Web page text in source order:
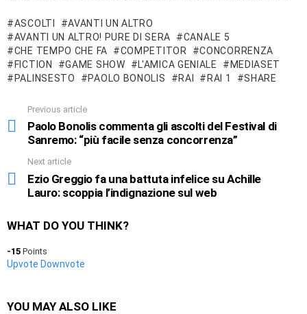
ASCOLTI
AVANTI UN ALTRO
AVANTI UN ALTRO! PURE DI SERA
CANALE 5
CHE TEMPO CHE FA
COMPETITOR
CONCORRENZA
FICTION
GAME SHOW L'AMICA GENIALE
MEDIASET
PALINSESTO
PAOLO BONOLIS RAI RAI 1 SHARE
more
Previous article
Paolo Bonolis commenta gli ascolti del Festival di
Sanremo: “più facile senza concorrenza”
Next article
Ezio Greggio fa una battuta infelice su Achille
Lauro: scoppia l’indignazione sul web
WHAT DO YOU THINK?
-15 Points
Upvote Downvote
YOU MAY ALSO LIKE